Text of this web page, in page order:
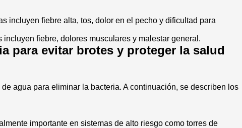
incluyen fiebre alta, tos, dolor en el pecho y dificultad para
fiebre, dolores musculares y malestar general.
para evitar brotes y proteger la salud
agua para eliminar la bacteria. A continuación, se describen los
importante en sistemas de alto riesgo como torres de